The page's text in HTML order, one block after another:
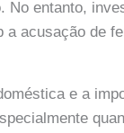
No entanto,
a acusação de
e a